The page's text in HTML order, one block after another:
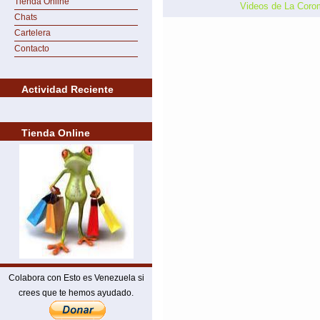
Chats
Cartelera
Contacto
Actividad Reciente
Tienda Online
Colabora con Esto es Venezuela si
crees que te hemos ayudado.
Videos de La